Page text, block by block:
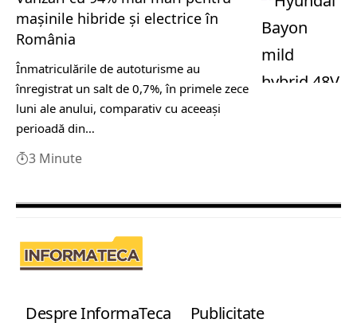
mașinile hibride și electrice în
România
Înmatriculările de autoturisme au
înregistrat un salt de 0,7%, în primele zece
luni ale anului, comparativ cu aceeaşi
perioadă din…
3 Minute
Despre InformaTeca Publicitate